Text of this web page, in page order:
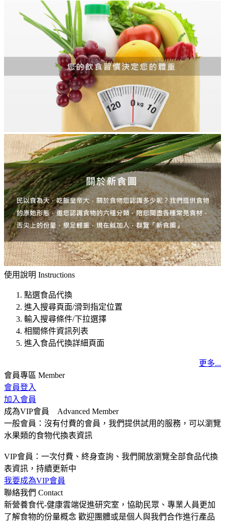
使用說明 Instructions
點選食品代換
進入搜尋頁面/滑到指定位置
輸入搜尋條件/下拉選擇
相關條件資訊列表
進入食品代換詳細頁面
更多...
會員專區 Member
會員登入
加入會員
成為VIP會員 Advanced Member
一般會員：沒有付費的會員，我們提供試用的服務，可以瀏覽
水果類的食物代換表資訊
VIP會員：一次付費、終身查詢、我們開放瀏覽全部食品代換
表資訊，持續更新中
我要成為VIP會員
聯絡我們 Contact
新營養食代-健康雲端促進研究室，協助民眾、專業人員更加
了解食物的份量概念 歡迎團體或是個人與我們合作進行產品